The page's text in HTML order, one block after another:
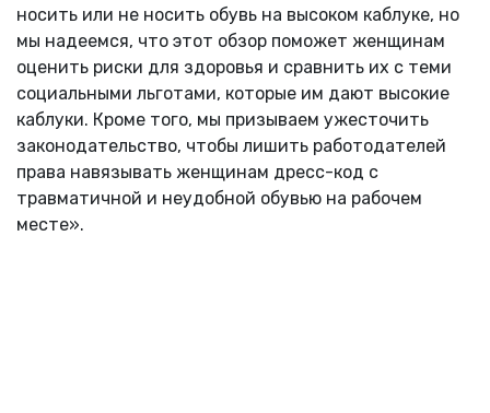
носить или не носить обувь на высоком каблуке, но
мы надеемся, что этот обзор поможет женщинам
оценить риски для здоровья и сравнить их с теми
социальными льготами, которые им дают высокие
каблуки. Кроме того, мы призываем ужесточить
законодательство, чтобы лишить работодателей
права навязывать женщинам дресс-код с
травматичной и неудобной обувью на рабочем
месте».